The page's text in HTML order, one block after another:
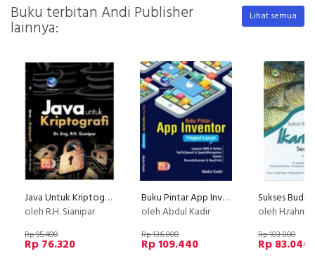
Buku terbitan Andi Publisher
lainnya:
Lihat semua
Java Untuk Kriptografi + cd
oleh R.H. Sianipar
Rp 95.400
Rp 76.320
Buku Pintar App Inventor Tingkat Lanjut+cd
oleh Abdul Kadir
Rp 136.800
Rp 109.440
oleh H.rahmat Rukmana Dan H.
Rp 103.800
Rp 83.040